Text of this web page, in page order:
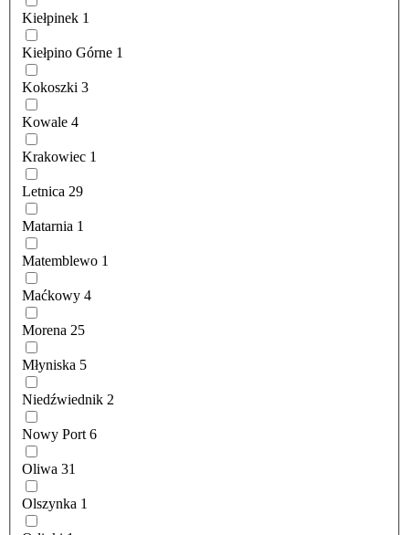
Kiełpinek 1
Kiełpino Górne 1
Kokoszki 3
Kowale 4
Krakowiec 1
Letnica 29
Matarnia 1
Matemblewo 1
Maćkowy 4
Morena 25
Młyniska 5
Niedźwiednik 2
Nowy Port 6
Oliwa 31
Olszynka 1